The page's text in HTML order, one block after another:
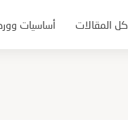
كل المقالات أساسيات